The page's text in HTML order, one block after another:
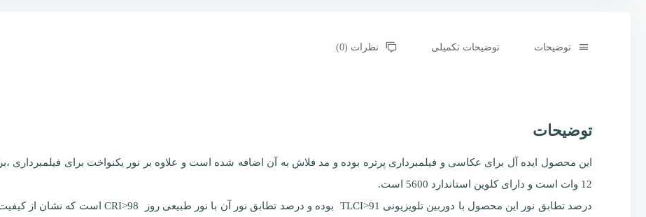
توضیحات توضیحات تکمیلی نظرات (0)
توضیحات
این محصول ایده آل برای عکاسی و فیلمبرداری پرتره بوده و مد فلاش به آن اضافه شده است و علاوه بر نور یکنواخت برای
12 وات است و دارای کلوین استاندارد 5600 است.